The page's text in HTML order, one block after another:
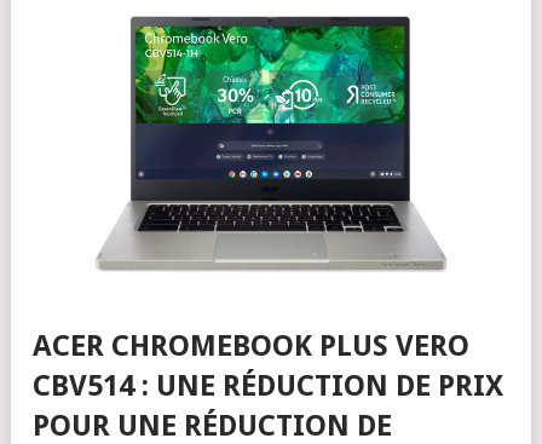
ACER CHROMEBOOK PLUS VERO
CBV514 : UNE RÉDUCTION DE PRIX
POUR UNE RÉDUCTION DE